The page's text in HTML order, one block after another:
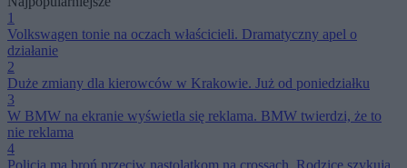
1
Volkswagen tonie na oczach właścicieli. Dramatyczny apel o
działanie
2
Duże zmiany dla kierowców w Krakowie. Już od poniedziałku
3
W BMW na ekranie wyświetla się reklama. BMW twierdzi, że to
nie reklama
4